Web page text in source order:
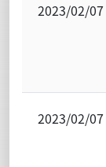
2023/02/07
2023/02/07